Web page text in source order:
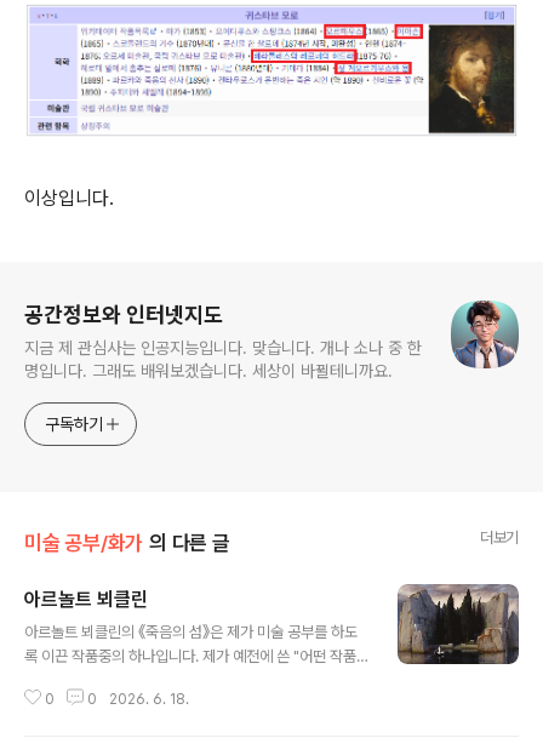
이상입니다.
공간정보와 인터넷지도
지금 제 관심사는 인공지능입니다. 맞습니다. 개나 소나 중 한
명입니다. 그래도 배워보겠습니다. 세상이 바뀔테니까요.
구독하기
미술 공부/화가 의 다른 글 더보기
아르놀트 뵈클린
아르놀트 뵈클린의 《죽음의 섬》은 제가 미술 공부를 하도
록 이끈 작품중의 하나입니다. 제가 예전에 쓴 "어떤 작품
이 그림은 제가 베를린 출장시 직접 봤던 그림인데도 기억
0 0 2026. 6. 18.